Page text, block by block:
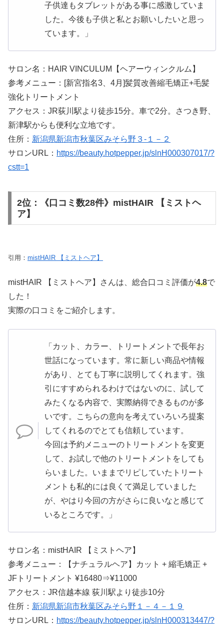
子供達もタブレットがある事に感激していま
した。今後も子供と私とお願いしたいと思っ
ています。」
サロン名：HAIR VINCULUM【ヘアーウィンクルム】
参考メニュー：[新宮指名3、4月]髪質改善縮毛矯正+毛髪
強化トリートメント
アクセス：JR荻川駅より徒歩15分。車で2分。さつき野、
新津駅からも便利な立地です。
住所： 新潟県新潟市秋葉区みそら野３-１－２
サロンURL： https://beauty.hotpepper.jp/slnH000307017/?
cstt=1
2位：《口コミ数28件》mistHAIR 【ミストヘ
ア】
引用： mistHAIR 【ミストヘア】
mistHAIR 【ミストヘア】さんは、総合口コミ評価が4.8で
した！
実際の口コミをご紹介します。
「カット、カラー、トリートメントで長年お
世話になっています。常に新しい商品や情報
があり、とても丁寧に説明してくれます。強
引にすすめられるわけではないのに、試して
みたくなる内容で、実際納得できるものが多
いです。こちらの意向を考えていろいろ提案
してくれるのでとても信頼しています。
今回は予約メニューのトリートメントを変更
して、お試しで他のトリートメントをしても
らいました。いままでリピしていたトリート
メントも私的には良くて満足していました
が、やはり今回の方がさらに良いなと感じて
いるところです。」
サロン名：mistHAIR 【ミストヘア】
参考メニュー：【ナチュラルヘア】カット + 縮毛矯正 +
JFトリートメント ¥16480⇒¥11000
アクセス：JR信越本線 荻川駅より徒歩10分
住所： 新潟県新潟市秋葉区みそら野１－４－１９
サロンURL： https://beauty.hotpepper.jp/slnH000313447/?